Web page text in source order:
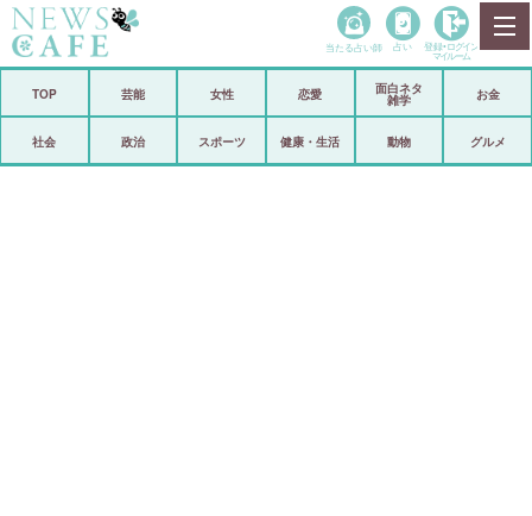
政治
当たる占い師 占い 登録• ログイン
マイルーム
TOP 芸能 女性 恋愛
面白ネタ
雑学
お金
社会 政治 スポーツ 健康・生活 動物 グルメ